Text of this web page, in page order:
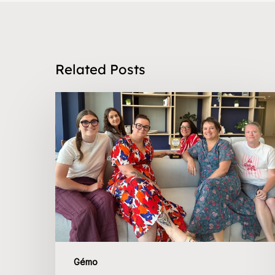
Related Posts
Gémo
Gémo
récompensé
pour
la
satisfaction
client